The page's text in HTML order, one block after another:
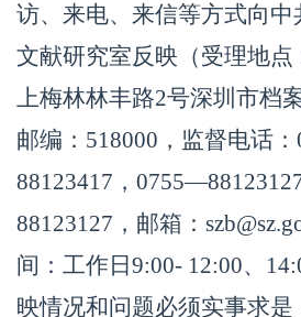
访、来电、来信等方式向中
文献研究室反映（受理地点
上梅林林丰路2号深圳市档
邮编：518000，监督电话
88123417 ， 0755—88123
88123127 ，邮箱：
间：工作日9:00- 12:00、
映情况和问题必须实事求